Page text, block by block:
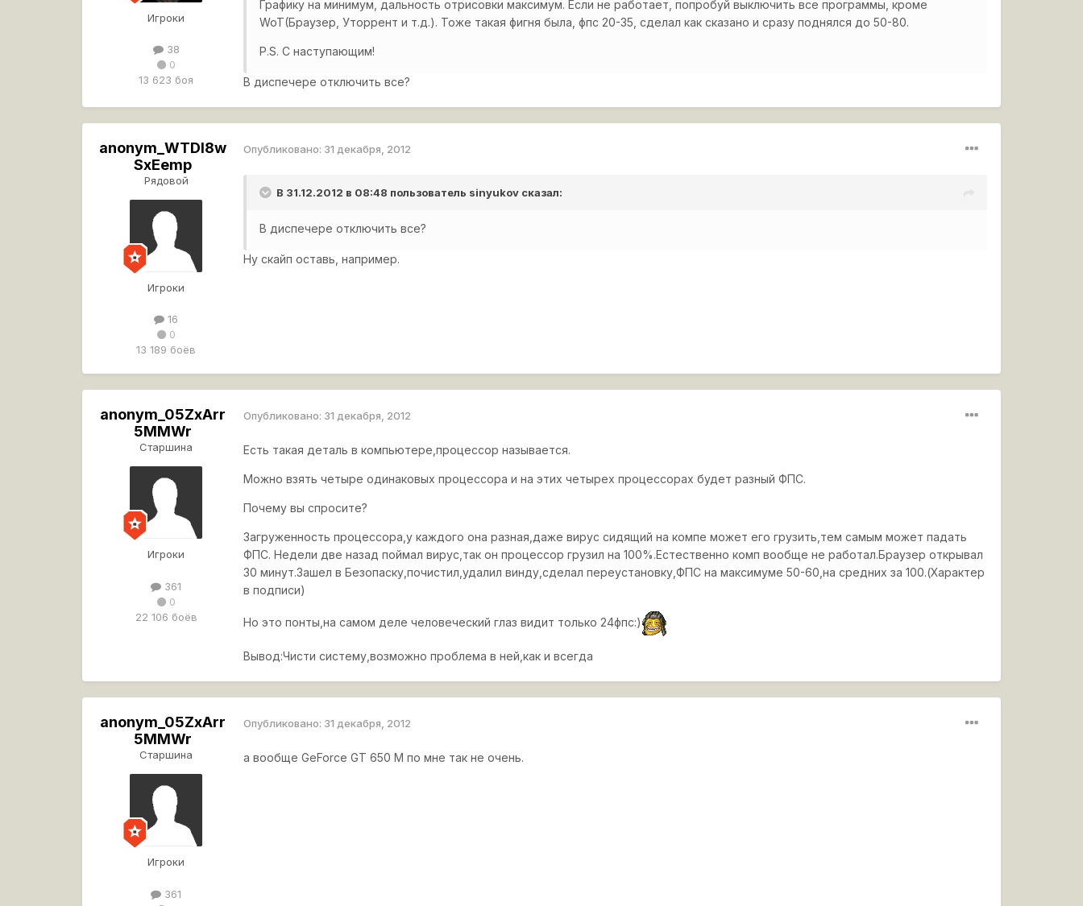
Игроки
38
0
13 623 боя
Графику на минимум, дальность отрисовки максимум. Если не работает, попробуй выключить все программы, кроме
WoT(Браузер, Уторрент и т.д.). Тоже такая фигня была, фпс 20-35, сделал как сказано и сразу поднялся до 50-80.
P.S. С наступающим!
В диспечере отключить все?
anonym_WTDl8w
SxEemp
Рядовой
Игроки
16
0
13 189 боёв
Опубликовано: 31 декабря, 2012
В 31.12.2012 в 08:48 пользователь sinyukov сказал:
В диспечере отключить все?
Ну скайп оставь, например.
anonym_05ZxArr
5MMWr
Старшина
Игроки
361
0
22 106 боёв
Опубликовано: 31 декабря, 2012
Есть такая деталь в компьютере,процессор называется.
Можно взять четыре одинаковых процессора и на этих четырех процессорах будет разный ФПС.
Почему вы спросите?
Загруженность процессора,у каждого она разная,даже вирус сидящий на компе может его грузить,тем самым может падать
ФПС. Недели две назад поймал вирус,так он процессор грузил на 100%.Естественно комп вообще не работал.Браузер открывал
30 минут.Зашел в Безопаску,почистил,удалил винду,сделал переустановку,ФПС на максимуме 50-60,на средних за 100.(Характер
в подписи)
Но это понты,на самом деле человеческий глаз видит только 24фпс:)
Вывод:Чисти систему,возможно проблема в ней,как и всегда
anonym_05ZxArr
5MMWr
Старшина
Игроки
361
Опубликовано: 31 декабря, 2012
а вообще GeForce GT 650 M по мне так не очень.